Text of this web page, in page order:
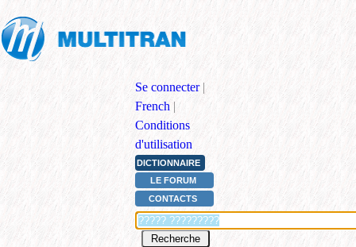
Se connecter |
French |
Conditions
d'utilisation
DICTIONNAIRE
LE FORUM
CONTACTS